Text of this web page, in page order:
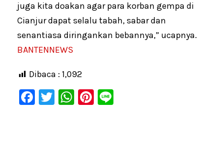
juga kita doakan agar para korban gempa di
Cianjur dapat selalu tabah, sabar dan
senantiasa diringankan bebannya,” ucapnya.
BANTENNEWS
Dibaca : 1,092
F
T
W
Pi